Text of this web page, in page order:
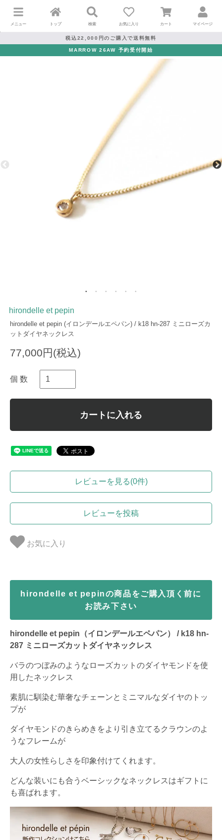
メニュー トップ 検索 お気に入り カート マイページ
税込22,000円のご購入で送料無料
MARROW 26AW 予約受付開始
hirondelle et pepin
hirondelle et pepin (イロンデールエペパン) / k18 hn-287 ミニローズカ
ットダイヤネックレス
77,000円(税込)
個 数
カートに入れる
レビューを見る(0件)
レビューを投稿
お気に入り
hirondelle et pepinの商品をご購入頂く前に
お読み下さい
hirondelle et pepin（イロンデールエペパン） / k18 hn-
287 ミニローズカットダイヤネックレス
バラのつぼみのようなローズカットのダイヤモンドを使
用したネックレス
素肌に馴染む華奢なチェーンとミニマルなダイヤのトッ
プが
ダイヤモンドのきらめきをより引き立てるクラウンのよ
うなフレームが
大人の女性らしさを印象付けてくれます。
どんな装いにも合うベーシックなネックレスはギフトに
も喜ばれます。